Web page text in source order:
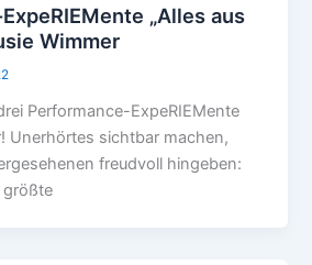
„Alles aus
Wimmer
Performance-ExpeRIEMente
Unerhörtes sichtbar machen,
freudvoll hingeben:
größte